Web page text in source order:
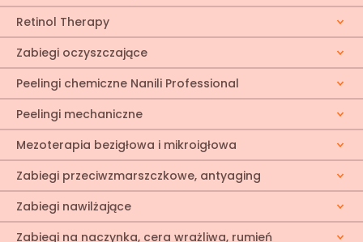
Retinol Therapy
Zabiegi oczyszczające
Peelingi chemiczne Nanili Professional
Peelingi mechaniczne
Mezoterapia bezigłowa i mikroigłowa
Zabiegi przeciwzmarszczkowe, antyaging
Zabiegi nawilżające
Zabiegi na naczynka, cera wrażliwa, rumień